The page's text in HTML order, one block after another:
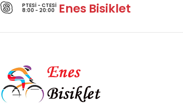
PTESI - CTESI
8:00 - 20:00 Enes Bisiklet